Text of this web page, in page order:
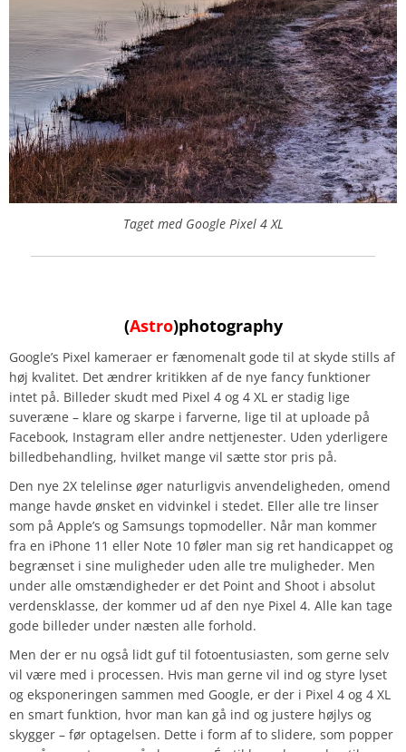
Taget med Google Pixel 4 XL
(Astro)photography
Google’s Pixel kameraer er fænomenalt gode til at skyde stills af
høj kvalitet. Det ændrer kritikken af de nye fancy funktioner
intet på. Billeder skudt med Pixel 4 og 4 XL er stadig lige
suveræne – klare og skarpe i farverne, lige til at uploade på
Facebook, Instagram eller andre nettjenester. Uden yderligere
billedbehandling, hvilket mange vil sætte stor pris på.
Den nye 2X telelinse øger naturligvis anvendeligheden, omend
mange havde ønsket en vidvinkel i stedet. Eller alle tre linser
som på Apple’s og Samsungs topmodeller. Når man kommer
fra en iPhone 11 eller Note 10 føler man sig ret handicappet og
begrænset i sine muligheder uden alle tre muligheder. Men
under alle omstændigheder er det Point and Shoot i absolut
verdensklasse, der kommer ud af den nye Pixel 4. Alle kan tage
gode billeder under næsten alle forhold.
Men der er nu også lidt guf til fotoentusiasten, som gerne selv
vil være med i processen. Hvis man gerne vil ind og styre lyset
og eksponeringen sammen med Google, er der i Pixel 4 og 4 XL
en smart funktion, hvor man kan gå ind og justere højlys og
skygger – før optagelsen. Dette i form af to slidere, som popper